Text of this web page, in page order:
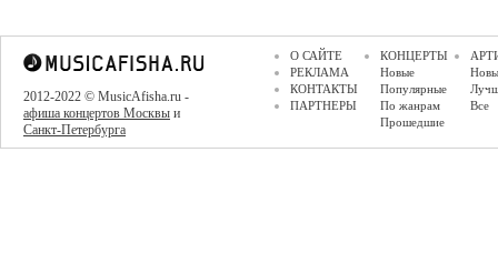
2012-2022 © MusicAfisha.ru -
афиша концертов Москвы и
Санкт-Петербурга
О САЙТЕ
РЕКЛАМА
КОНТАКТЫ
ПАРТНЕРЫ
КОНЦЕРТЫ
Новые
Популярные
По жанрам
Прошедшие
Все